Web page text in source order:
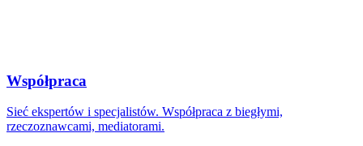
Współpraca
Sieć ekspertów i specjalistów. Współpraca z biegłymi,
rzeczoznawcami, mediatorami.